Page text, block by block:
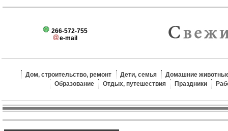
266-572-755
e-mail
Дом, строительство, ремонт Дети, семья
Домашние
Образование
Отдых, путешествия Праздники